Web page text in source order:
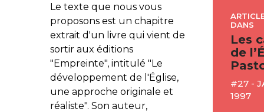
Le texte que nous vous
proposons est un chapitre
extrait d'un livre qui vient de
sortir aux éditions
"Empreinte", intitulé "Le
développement de l'Église,
une approche originale et
réaliste". Son auteur,
DANS
Les
de
#27 -
1997